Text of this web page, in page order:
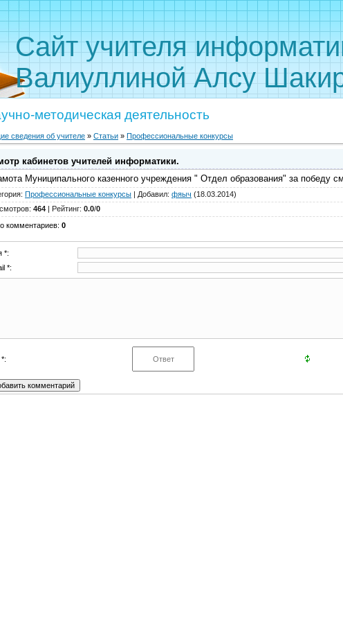
Сайт учителя
Валиуллиной Алсу
методическая деятельность
сведения об учителе » Статьи » Профессиональные конкурсы
кабинетов учителей информатики.
Муниципального казенного учреждения " Отдел образования" за победу
: Профессиональные конкурсы | Добавил: фяыч (18.03.2014)
: 464 | Рейтинг: 0.0/0
комментариев: 0
*:
*: